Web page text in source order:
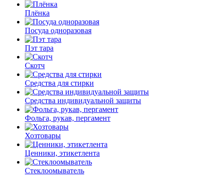
Плёнка
Посуда одноразовая
Пэт тара
Скотч
Средства для стирки
Средства индивидуальной защиты
Фольга, рукав, пергамент
Хозтовары
Ценники, этикетлента
Стеклоомыватель